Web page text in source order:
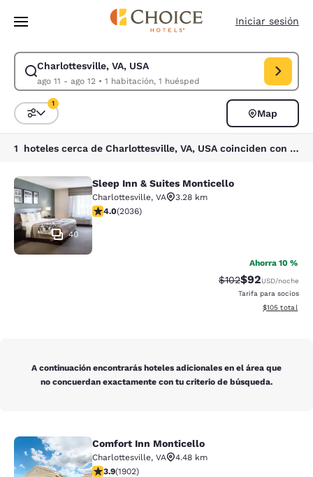
Saltar A Contenido Principal
Iniciar sesión
Charlottesville, VA, USA
ago 11 - ago 12• 1 habitación, 1 huésped
Modificar búsqueda para Charlottesville, VA, USA. Fecha de entrada
Ordenar y filtrar
1
Map
1 hoteles cerca de Charlottesville, VA, USA coinciden con tus filtros
Sleep Inn & Suites Monticello
40
Sleep Inn & Suites Monticello
Charlottesville, VA
3.28 km
Calificación de 4.03 estrellas. Muy bueno. 2036
4.0(2036)
Ahorra 10 %
Tarifa tachada:
$102Tarifa
$92USD/noche
Tarifa para socios
Ver detalles
$105 total
A continuación encontrarás hoteles adicionales en el área que
no concuerdan exactamente con tu criterio de búsqueda.
Comfort Inn Monticello
Comfort Inn Monticello
Charlottesville, VA
4.48 km
Calificación de 3.93 estrellas. Bueno. 1902 reseñas
3.9(1902)